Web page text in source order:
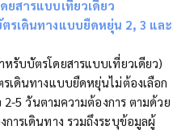
ยสารแบบเที่ยวเดียว
รเดินทางแบบยืดหยุ่น 2, 3 และ
หรับบัตรโดยสารแบบเที่ยวเดียว)
เดินทางแบบยืดหยุ่นไม่ต้องเลือก
2-5 วันตามความต้องการ ตามด้วย
ารเดินทาง รวมถึงระบุข้อมูลผู้